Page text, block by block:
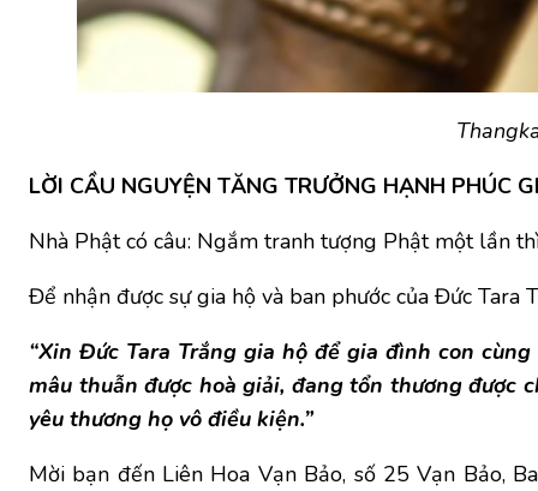
LỜI CẦU NGUYỆN TĂNG TRƯỞNG HẠNH PHÚC
Nhà Phật có câu: Ngắm tranh tượng Phật một lần
Để nhận được sự gia hộ và ban phước của Đức
“Xin Đức Tara Trắng gia hộ để gia đình con
mâu thuẫn được hoà giải, đang tổn thương được
yêu thương họ vô điều kiện.”
Mời bạn đến Liên Hoa Vạn Bảo, số 25 Vạn Bảo,